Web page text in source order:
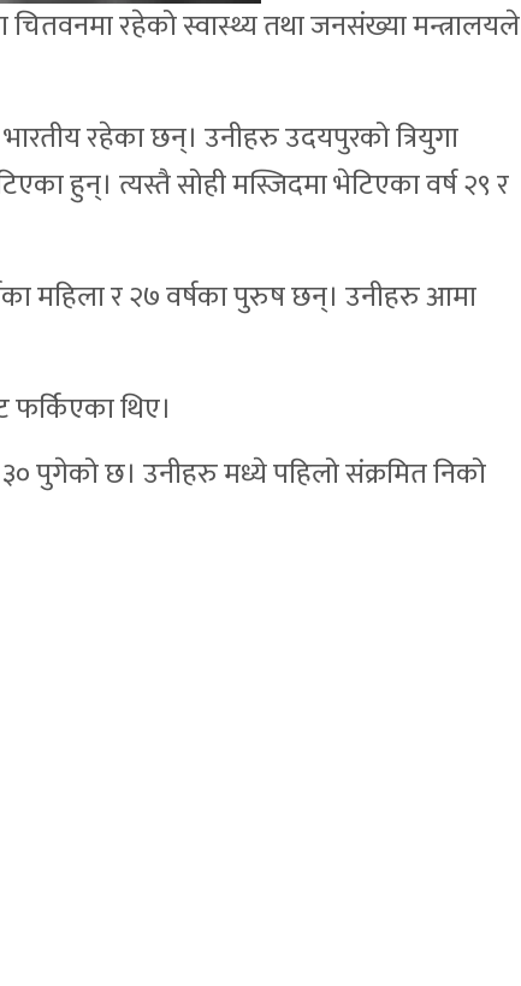
रहेको स्वास्थ्य तथा जनसंख्या मन्त्रालयले
रहेका छन्। उनीहरु उदयपुरको त्रियुगा
हुन्। त्यस्तै सोही मस्जिदमा भेटिएका वर्ष २९ र
महिला र २७ वर्षका पुरुष छन्। उनीहरु आमा
थिए।
पुगेको छ। उनीहरु मध्ये पहिलो संक्रमित निको